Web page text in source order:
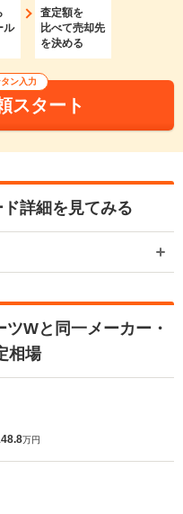
ル
査定額を
比べて売却先
を決める
ン入力
スタート
詳細を見てみる
Wと同一メーカー・
相場
万円